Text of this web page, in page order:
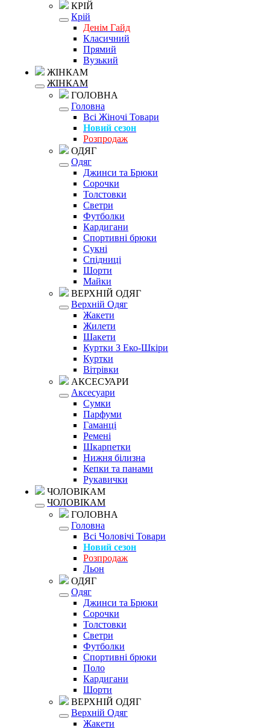
КРІЙ
Крій
Денім Гайд
Класичний
Прямий
Вузький
ЖІНКАМ
ЖІНКАМ
ГОЛОВНА
Головна
Всі Жіночі Товари
Новий сезон
Розпродаж
ОДЯГ
Одяг
Джинси та Брюки
Сорочки
Толстовки
Светри
Футболки
Кардигани
Спортивні брюки
Сукні
Спідниці
Шорти
Майки
ВЕРХНІЙ ОДЯГ
Верхній Одяг
Жакети
Жилети
Шакети
Куртки З Еко-Шкіри
Куртки
Вітрівки
АКСЕСУАРИ
Аксесуари
Сумки
Парфуми
Гаманці
Ремені
Шкарпетки
Нижня білизна
Кепки та панами
Рукавички
ЧОЛОВІКАМ
ЧОЛОВІКАМ
ГОЛОВНА
Головна
Всі Чоловічі Товари
Новий сезон
Розпродаж
Льон
ОДЯГ
Одяг
Джинси та Брюки
Сорочки
Толстовки
Светри
Футболки
Спортивні брюки
Поло
Кардигани
Шорти
ВЕРХНІЙ ОДЯГ
Верхній Одяг
Жакети